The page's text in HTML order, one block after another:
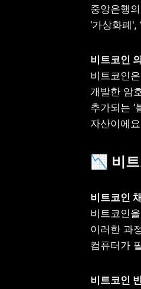
중앙은행
‘가상화폐
비트코인
개발한 암
추가되는
자산이에
📉 비
비트코인
이러한 과
컴퓨터가